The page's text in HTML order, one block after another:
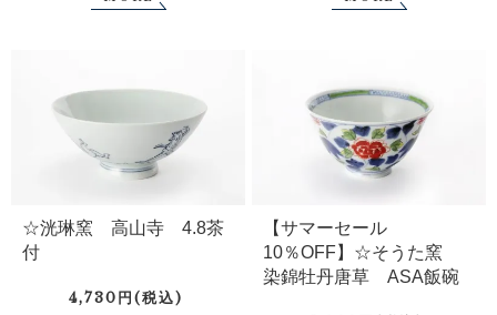
☆洸琳窯 高山寺 4.8茶
付
4,730円(税込)
【サマーセール
10％OFF】☆そうた窯
染錦牡丹唐草 ASA飯碗